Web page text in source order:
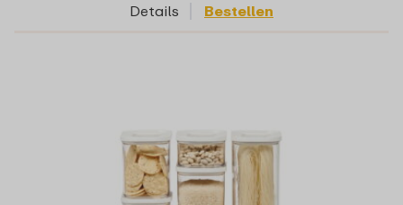
Details Bestellen